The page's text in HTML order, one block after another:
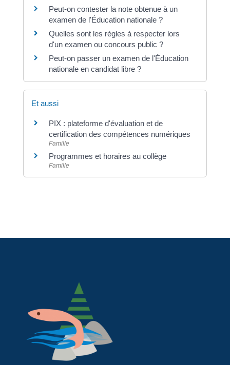
Peut-on contester la note obtenue à un
examen de l'Éducation nationale ?
Quelles sont les règles à respecter lors
d'un examen ou concours public ?
Peut-on passer un examen de l'Éducation
nationale en candidat libre ?
Et aussi
PIX : plateforme d'évaluation et de
certification des compétences numériques
Famille
Programmes et horaires au collège
Famille